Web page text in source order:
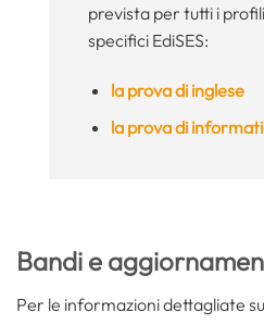
prevista per tutti i
specifici EdiSES:
la prova di inglese
la prova di
Bandi e
Per le informazioni dettagliate